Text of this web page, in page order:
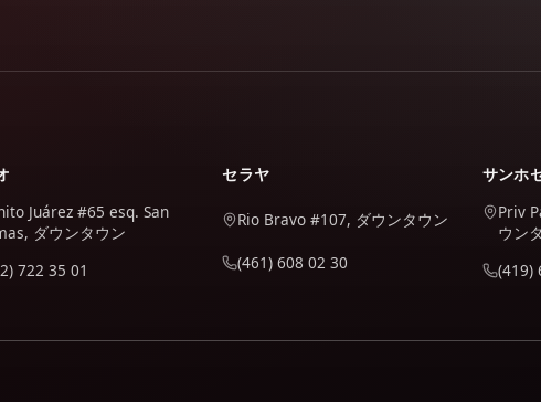
Juárez #65 esq. San
ダウンタウン
722 35 01
セラヤ
Rio Bravo #107, ダウンタウン
(461) 608 02 30
サンホ
Priv
ウン
(419)